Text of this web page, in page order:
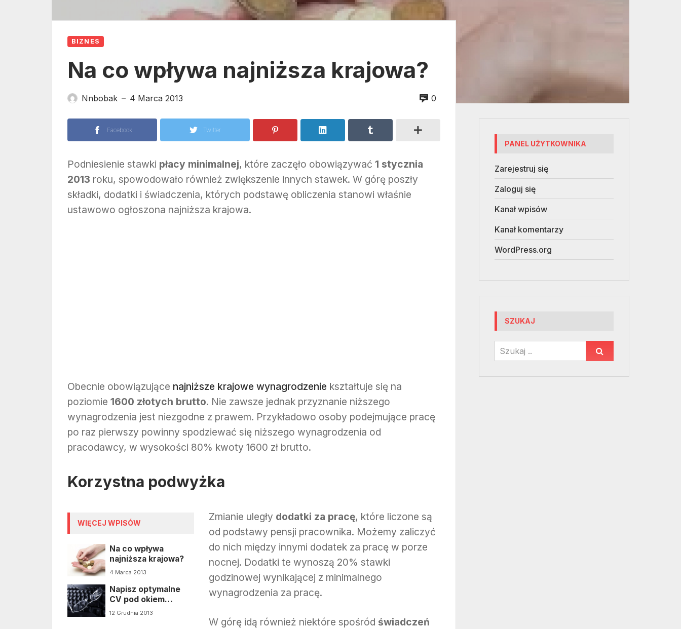
BIZNES
Na co wpływa najniższa krajowa?
Nnbobak — 4 Marca 2013 0
Facebook Twitter
Podniesienie stawki płacy minimalnej, które zaczęło obowiązywać 1 stycznia
2013 roku, spowodowało również zwiększenie innych stawek. W górę poszły
składki, dodatki i świadczenia, których podstawę obliczenia stanowi właśnie
ustawowo ogłoszona najniższa krajowa.
Obecnie obowiązujące najniższe krajowe wynagrodzenie kształtuje się na
poziomie 1600 złotych brutto. Nie zawsze jednak przyznanie niższego
wynagrodzenia jest niezgodne z prawem. Przykładowo osoby podejmujące pracę
po raz pierwszy powinny spodziewać się niższego wynagrodzenia od
pracodawcy, w wysokości 80% kwoty 1600 zł brutto.
Korzystna podwyżka
WIĘCEJ WPISÓW
Na co wpływa
najniższa krajowa?
4 Marca 2013
Napisz optymalne
CV pod okiem
ekspertów z MyCV.pl
12 Grudnia 2013
Zmianie uległy dodatki za pracę, które liczone są
od podstawy pensji pracownika. Możemy zaliczyć
do nich między innymi dodatek za pracę w porze
nocnej. Dodatki te wynoszą 20% stawki
godzinowej wynikającej z minimalnego
wynagrodzenia za pracę.
W górę idą również niektóre spośród świadczeń
PANEL UŻYTKOWNIKA
Zarejestruj się
Zaloguj się
Kanał wpisów
Kanał komentarzy
WordPress.org
SZUKAJ